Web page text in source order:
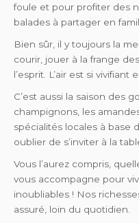
foule et pour profiter des
balades à partager en
Bien sûr, il y toujours la
courir, jouer à la frange
l’esprit. L’air est si vivifiant
C’est aussi la saison des
champignons, les
spécialités locales à base
oublier de s’inviter à la
Vous l’aurez compris,
vous accompagne pour
inoubliables ! Nos
assuré, loin du quotidien.